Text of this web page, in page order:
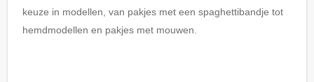
keuze in modellen, van pakjes met een spaghettibandje tot
hemdmodellen en pakjes met mouwen.